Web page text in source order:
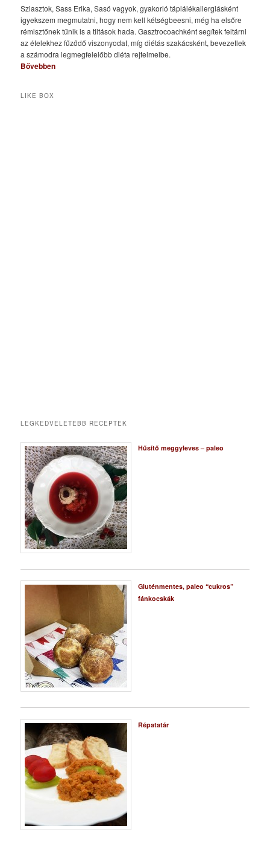
Sziasztok, Sass Erika, Sasó vagyok, gyakorló táplálékallergiásként
igyekszem megmutatni, hogy nem kell kétségbeesni, még ha elsőre
rémisztőnek tűnik is a tiltások hada. Gasztrocoachként segítek feltárni
az ételekhez fűződő viszonyodat, míg diétás szakácsként, bevezetlek
a számodra legmegfelelőbb diéta rejtelmeibe.
Bővebben
LIKE BOX
LEGKEDVELETEBB RECEPTEK
Hűsítő meggyleves – paleo
Gluténmentes, paleo “cukros”
fánkocskák
Répatatár